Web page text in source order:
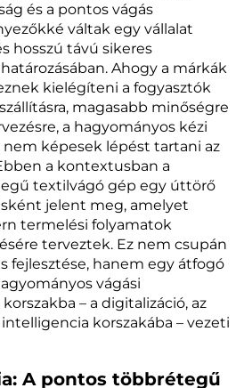
és a pontos vágás
váltak egy vállalat
hosszú távú sikeres
Ahogy a márkák
kielégíteni a fogyasztók
magasabb minőségre
a hagyományos kézi
nem képesek lépést tartani az
a kontextusban a
textilvágó gép egy úttörő
jelent meg, amelyet
termelési folyamatok
terveztek. Ez nem csupán
fejlesztése, hanem egy átfogó
vágási
– a digitalizáció, az
korszakába – vezeti
A pontos többrétegű